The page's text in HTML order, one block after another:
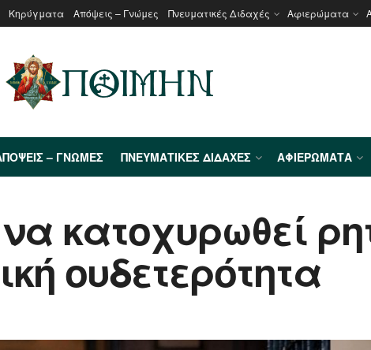
Κηρύγματα Απόψεις – Γνώμες Πνευματικές Διδαχές Αφιερώματα
– ΓΝΏΜΕΣ ΠΝΕΥΜΑΤΙΚΈΣ ΔΙΔΑΧΈΣ ΑΦΙΕΡΏΜΑΤΑ
κατοχυρωθεί
ουδετερότητα